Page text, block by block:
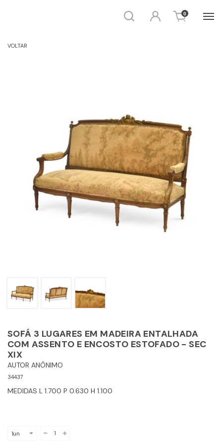
Busca Entrar 0
VOLTAR
SOFÁ 3 LUGARES EM MADEIRA ENTALHADA
COM ASSENTO E ENCOSTO ESTOFADO - SEC
XIX
AUTOR ANÔNIMO
34437
MEDIDAS L 1.700 P 0.630 H 1.100